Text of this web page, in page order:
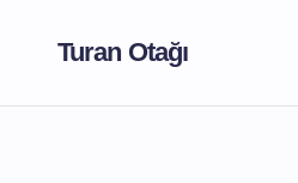
Turan Otağı